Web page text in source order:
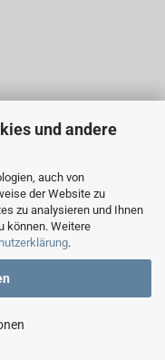
und andere
auch von
der Website zu
zu analysieren und Ihnen
können. Weitere
.
oder per Rechnung
einfache